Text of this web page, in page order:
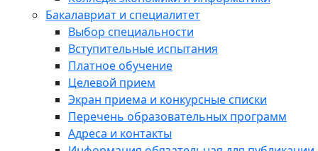
Бакалавриат и специалитет
Выбор специальности
Вступительные испытания
Платное обучение
Целевой прием
Экран приема и конкурсные списки
Перечень образовательных программ
Адреса и контакты